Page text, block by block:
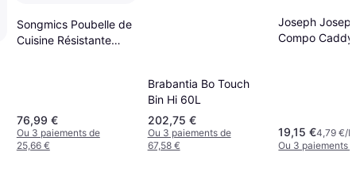
Songmics Poubelle de
Cuisine Résistante
76,99 €
Ou 3 paiements de
25,66 €
Brabantia Bo Touch
Bin Hi 60L
202,75 €
Ou 3 paiements de
67,58 €
Joseph
Compo Caddy
19,15 €4,79 €/L
Ou 3 paiements